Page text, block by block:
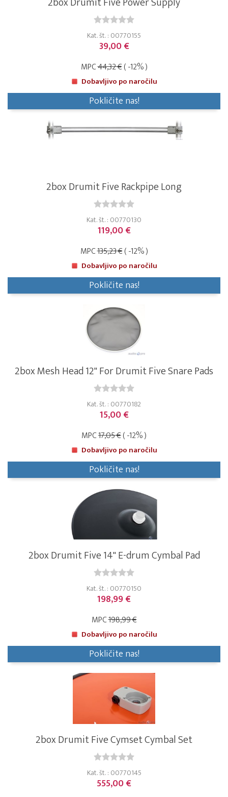
Kat. št. : 00770155
39,00 €
MPC44,32 €( -12% )
Dobavljivo po naročilu
Pokličite nas!
2box Drumit Five Rackpipe Long
Kat. št. : 00770130
119,00 €
MPC135,23 €( -12% )
Dobavljivo po naročilu
Pokličite nas!
2box Mesh Head 12" For Drumit Five Snare Pads
Kat. št. : 00770182
15,00 €
MPC17,05 €( -12% )
Dobavljivo po naročilu
Pokličite nas!
2box Drumit Five 14" E-drum Cymbal Pad
Kat. št. : 00770150
198,99 €
MPC198,99 €
Dobavljivo po naročilu
Pokličite nas!
2box Drumit Five Cymset Cymbal Set
Kat. št. : 00770145
555,00 €